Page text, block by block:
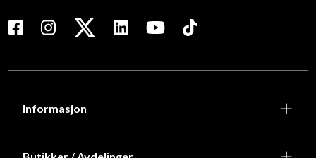
Informasjon